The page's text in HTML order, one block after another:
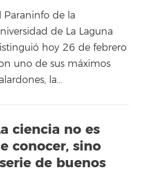
Paraninfo de la
de La Laguna
hoy 26 de febrero
uno de sus máximos
la…
ciencia no es
conocer, sino
de buenos